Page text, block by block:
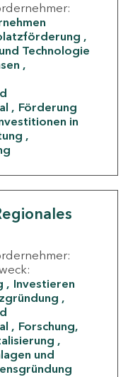
Technologie
Förderung
in
Investieren
Forschung,
und